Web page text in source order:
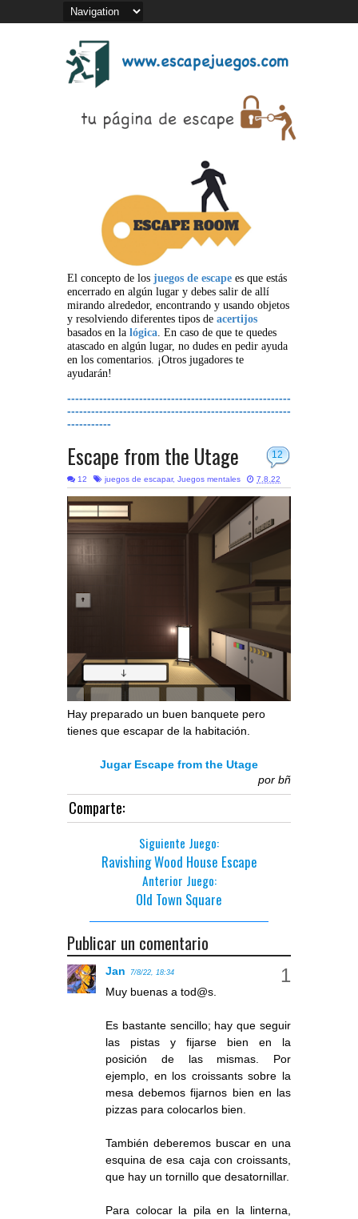
El concepto de los juegos de escape es que estás
encerrado en algún lugar y debes salir de allí
mirando alrededor, encontrando y usando objetos
y resolviendo diferentes tipos de acertijos
basados en la lógica. En caso de que te quedes
atascado en algún lugar, no dudes en pedir ayuda
en los comentarios. ¡Otros jugadores te
ayudarán!
--------------------------------------------------------
--------------------------------------------------------
-----------
12
Escape from the Utage
12 juegos de escapar, Juegos mentales 7.8.22
Hay preparado un buen banquete pero
tienes que escapar de la habitación.
Jugar Escape from the Utage
por bñ
Comparte:
Siguiente Juego:
Ravishing Wood House Escape
Anterior Juego:
Old Town Square
Publicar un comentario
Jan 7/8/22, 18:34
Muy buenas a tod@s.
Es bastante sencillo; hay que seguir
las pistas y fijarse bien en la
posición de las mismas. Por
ejemplo, en los croissants sobre la
mesa debemos fijarnos bien en las
pizzas para colocarlos bien.
También deberemos buscar en una
esquina de esa caja con croissants,
que hay un tornillo que desatornillar.
Para colocar la pila en la linterna,